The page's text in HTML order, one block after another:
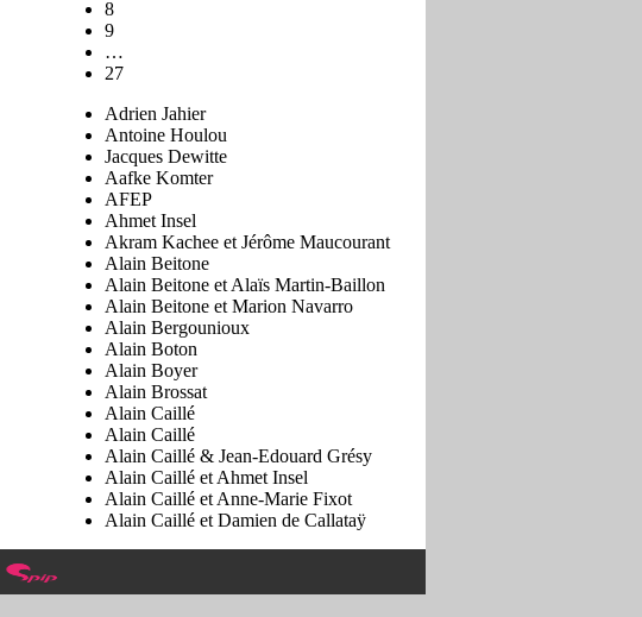
8
9
…
27
Adrien Jahier
Antoine Houlou
Jacques Dewitte
Aafke Komter
AFEP
Ahmet Insel
Akram Kachee et Jérôme Maucourant
Alain Beitone
Alain Beitone et Alaïs Martin-Baillon
Alain Beitone et Marion Navarro
Alain Bergounioux
Alain Boton
Alain Boyer
Alain Brossat
Alain Caillé
Alain Caillé
Alain Caillé & Jean-Edouard Grésy
Alain Caillé et Ahmet Insel
Alain Caillé et Anne-Marie Fixot
Alain Caillé et Damien de Callataÿ